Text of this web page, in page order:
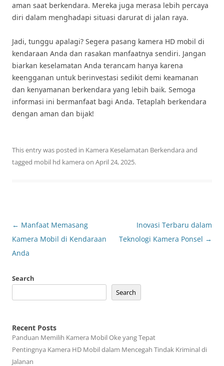
aman saat berkendara. Mereka juga merasa lebih percaya
diri dalam menghadapi situasi darurat di jalan raya.
Jadi, tunggu apalagi? Segera pasang kamera HD mobil di
kendaraan Anda dan rasakan manfaatnya sendiri. Jangan
biarkan keselamatan Anda terancam hanya karena
keengganan untuk berinvestasi sedikit demi keamanan
dan kenyamanan berkendara yang lebih baik. Semoga
informasi ini bermanfaat bagi Anda. Tetaplah berkendara
dengan aman dan bijak!
This entry was posted in Kamera Keselamatan Berkendara and
tagged mobil hd kamera on April 24, 2025.
Post
navigation
← Manfaat Memasang
Kamera Mobil di Kendaraan
Anda
Inovasi Terbaru dalam
Teknologi Kamera Ponsel →
Search
Search
Recent Posts
Panduan Memilih Kamera Mobil Oke yang Tepat
Pentingnya Kamera HD Mobil dalam Mencegah Tindak Kriminal di
Jalanan